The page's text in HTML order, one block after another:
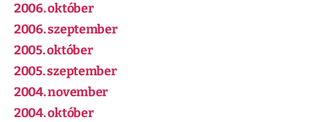
2006. október
2006. szeptember
2005. október
2005. szeptember
2004. november
2004. október